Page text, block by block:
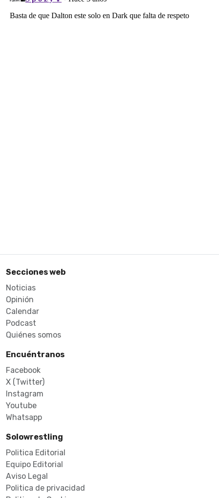
Secciones web
Noticias
Opinión
Calendar
Podcast
Quiénes somos
Encuéntranos
Facebook
X (Twitter)
Instagram
Youtube
Whatsapp
Solowrestling
Politica Editorial
Equipo Editorial
Aviso Legal
Politica de privacidad